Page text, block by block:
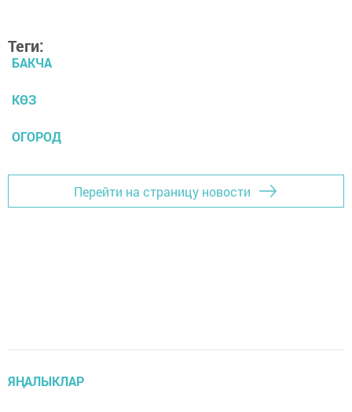
Теги:
БАКЧА
КӨЗ
ОГОРОД
Перейти на страницу новости
ЯҢАЛЫКЛАР